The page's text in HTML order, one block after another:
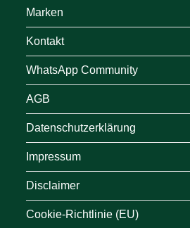
Marken
Kontakt
WhatsApp Community
AGB
Datenschutzerklärung
Impressum
Disclaimer
Cookie-Richtlinie (EU)